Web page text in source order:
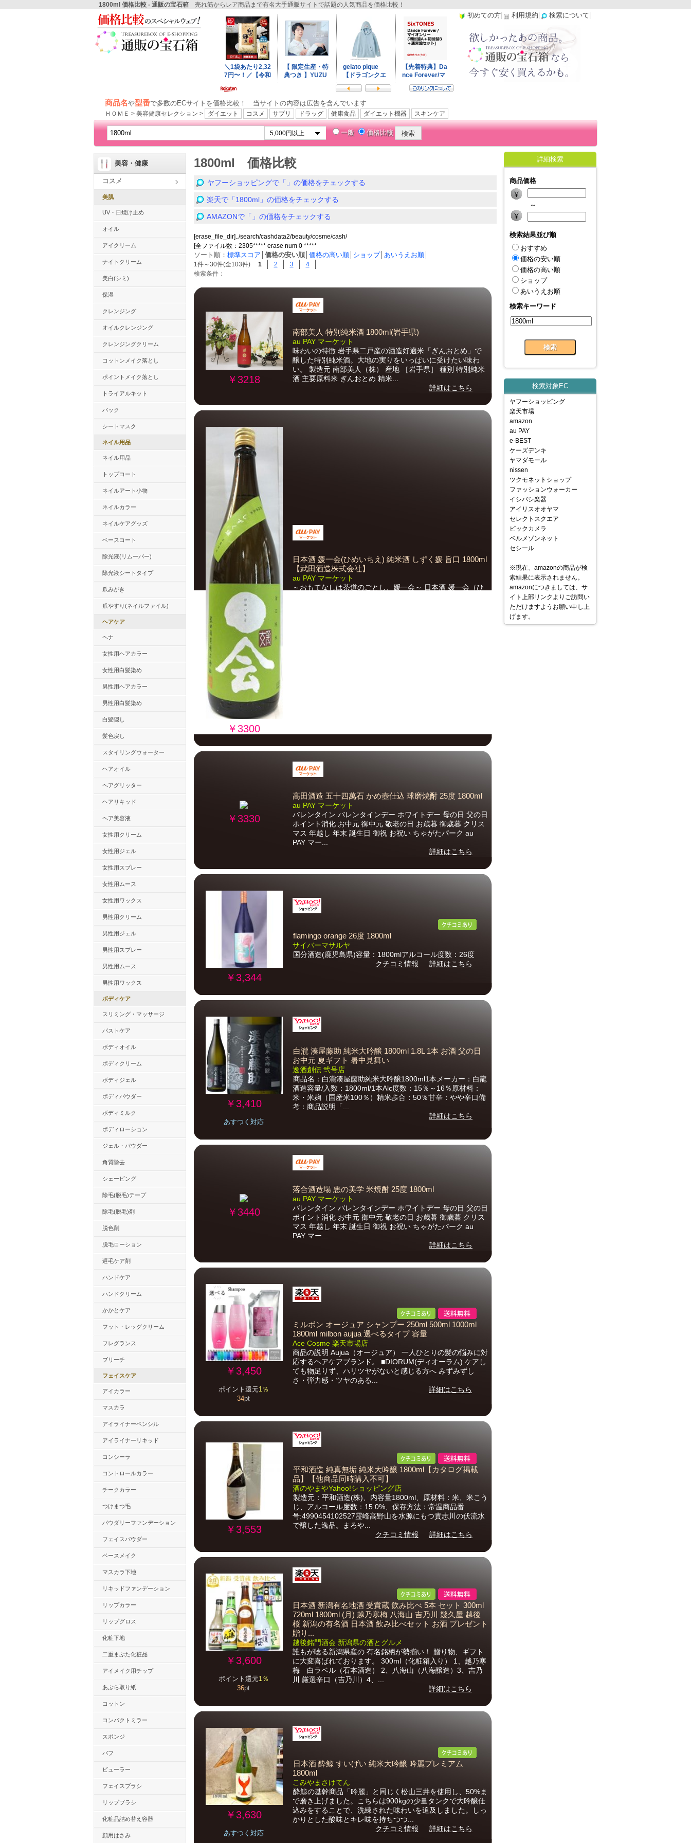
1800ml 価格比較 - 通販の宝石箱 売れ筋からレア商品まで有名大手通販サイトで話題の人気商品を価格比較！
初めての方 利用規約 検索について
商品名や型番で多数のECサイトを価格比較！ 当サイトの内容は広告を含んでいます
ＨＯＭＥ > 美容健康セレクション > ダイエット コスメ サプリ ドラッグ 健康食品 ダイエット機器 スキンケア
一般 価格比較
美容・健康
コスメ
美肌
UV・日焼け止め
オイル
アイクリーム
ナイトクリーム
美白(シミ)
保湿
クレンジング
オイルクレンジング
クレンジングクリーム
コットンメイク落とし
ポイントメイク落とし
トライアルキット
パック
シートマスク
ネイル用品
ネイル用品
トップコート
ネイルアート小物
ネイルカラー
ネイルケアグッズ
ベースコート
除光液(リムーバー)
除光液シートタイプ
爪みがき
爪やすり(ネイルファイル)
ヘアケア
ヘナ
女性用ヘアカラー
女性用白髪染め
男性用ヘアカラー
男性用白髪染め
白髪隠し
髪色戻し
スタイリングウォーター
ヘアオイル
ヘアグリッター
ヘアリキッド
ヘア美容液
女性用クリーム
女性用ジェル
女性用スプレー
女性用ムース
女性用ワックス
男性用クリーム
男性用ジェル
男性用スプレー
男性用ムース
男性用ワックス
ボディケア
スリミング・マッサージ
バストケア
ボディオイル
ボディクリーム
ボディジェル
ボディパウダー
ボディミルク
ボディローション
ジェル・パウダー
角質除去
シェービング
除毛(脱毛)テープ
除毛(脱毛)剤
脱色剤
脱毛ローション
遅毛ケア剤
ハンドケア
ハンドクリーム
かかとケア
フット・レッグクリーム
フレグランス
ブリーチ
フェイスケア
アイカラー
マスカラ
アイライナーペンシル
アイライナーリキッド
コンシーラ
コントロールカラー
チークカラー
つけまつ毛
パウダリーファンデーション
フェイスパウダー
ベースメイク
マスカラ下地
リキッドファンデーション
リップカラー
リップグロス
化粧下地
二重まぶた化粧品
アイメイク用チップ
あぶら取り紙
コットン
コンパクトミラー
スポンジ
パフ
ビューラー
フェイスブラシ
リップブラシ
化粧品詰め替え容器
顔用はさみ
1800ml 価格比較
ヤフーショッピングで「」の価格をチェックする
楽天で「1800ml」の価格をチェックする
AMAZONで「」の価格をチェックする
[erase_file_dir]../search/cashdata2/beauty/cosme/cash/
[全ファイル数：2305***** erase num 0 *****
ソート順： 標準スコア 価格の安い順 価格の高い順 ショップ│ あいうえお順
1件～30件(全103件) 1 2 3
4
検索条件：
￥3218
南部美人 特別純米酒 1800ml(岩手県)
au PAY マーケット
味わいの特徴 岩手県二戸産の酒造好適米「ぎんおとめ」で
醸した特別純米酒。大地の実りをいっぱいに受けたい味わ
い。 製造元 南部美人（株） 産地 ［岩手県］ 種別 特別純米
酒 主要原料米 ぎんおとめ 精米...
詳細はこちら
￥3300
日本酒 媛一会(ひめいちえ) 純米酒 しずく媛 旨口 1800ml
【武田酒造株式会社】
au PAY マーケット
～おもてなしは茶道のごとし、媛一会～ 日本酒 媛一会（ひ
￥3330
高田酒造 五十四萬石 かめ壺仕込 球磨焼酎 25度 1800ml
au PAY マーケット
バレンタイン バレンタインデー ホワイトデー 母の日 父の日
ポイント消化 お中元 御中元 敬老の日 お歳暮 御歳暮 クリス
マス 年越し 年末 誕生日 御祝 お祝い ちゃがたパーク au
PAY マー...
詳細はこちら
￥3,344
flamingo orange 26度 1800ml
サイバーマサルヤ
国分酒造(鹿児島県)容量：1800mlアルコール度数：26度
クチコミ情報
詳細はこちら
￥3,410
あすつく対応
白瀧 湊屋藤助 純米大吟醸 1800ml 1.8L 1本 お酒 父の日
お中元 夏ギフト 暑中見舞い
逸酒創伝 弐号店
商品名：白瀧湊屋藤助純米大吟醸1800ml1本メーカー：白龍
酒造容量/入数：1800ml/1本Alc度数：15％～16％原材料：
米・米麹（国産米100％）精米歩合：50％甘辛：やや辛口備
考：商品説明「...
詳細はこちら
￥3440
落合酒造場 悪の美学 米焼酎 25度 1800ml
au PAY マーケット
バレンタイン バレンタインデー ホワイトデー 母の日 父の日
ポイント消化 お中元 御中元 敬老の日 お歳暮 御歳暮 クリス
マス 年越し 年末 誕生日 御祝 お祝い ちゃがたパーク au
PAY マー...
詳細はこちら
￥3,450
ポイント還元1％
34pt
ミルボン オージュア シャンプー 250ml 500ml 1000ml
1800ml milbon aujua 選べるタイプ 容量
Ace Cosme 楽天市場店
商品の説明 Aujua（オージュア） 一人ひとりの髪の悩みに対
応するヘアケアブランド。 ■DIORUM(ディオーラム) ケアし
ても物足りず、ハリツヤがないと感じる方へ みずみずし
さ・弾力感・ツヤのある...
詳細はこちら
￥3,553
平和酒造 純真無垢 純米大吟醸 1800ml【カタログ掲載
品】【他商品同時購入不可】
酒のやまやYahoo!ショッピング店
製造元：平和酒造(株)、内容量1800ml、原材料：米、米こう
じ、アルコール度数：15.0%、保存方法：常温商品番
号:4990454102527霊峰高野山を水源にもつ貴志川の伏流水
で醸した逸品。まろや...
クチコミ情報
詳細はこちら
￥3,600
ポイント還元1％
36pt
日本酒 新潟有名地酒 受賞蔵 飲み比べ 5本 セット 300ml
720ml 1800ml (月) 越乃寒梅 八海山 吉乃川 幾久屋 越後
桜 新潟の有名酒 日本酒 飲み比べセット お酒 プレゼント
贈り...
越後銘門酒会 新潟県の酒とグルメ
誰もが唸る新潟県産の 有名銘柄が勢揃い！ 贈り物、ギフト
に大変喜ばれております。 300ml（化粧箱入り） 1、越乃寒
梅 白ラベル（石本酒造） 2、八海山（八海醸造）3、吉乃
川 厳選辛口（吉乃川）4、...
詳細はこちら
￥3,630
あすつく対応
日本酒 酔鯨 すいげい 純米大吟醸 吟麗プレミアム
1800ml
こみやまさけてん
酔鯨の基幹商品「吟麗」と同じく松山三井を使用し、50%ま
で磨き上げました。こちらは900kgの少量タンクで大吟醸仕
込みをすることで、洗練された味わいを追及しました。しっ
かりとした酸味とキレ味を持ちつつ...
クチコミ情報
詳細はこちら
詳細検索
商品価格
～
検索結果並び順
おすすめ
価格の安い順
価格の高い順
ショップ
あいうえお順
検索キーワード
検索対象EC
ヤフーショッピング
楽天市場
amazon
au PAY
e-BEST
ケーズデンキ
ヤマダモール
nissen
ツクモネットショップ
ファッションウォーカー
イシバシ楽器
アイリスオオヤマ
セレクトスクエア
ビックカメラ
ベルメゾンネット
セシール
※現在、amazonの商品が検
索結果に表示されません。
amazonにつきましては、サ
イト上部リンクよりご訪問い
ただけますようお願い申し上
げます。